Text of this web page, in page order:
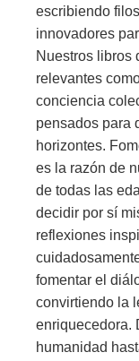
escribiendo
innovadores
Nuestros libros
relevantes
conciencia
pensados para
horizontes.
es la razón de
de todas las
decidir por sí
reflexiones
fomentar el
convirtiendo la
enriquecedora.
humanidad